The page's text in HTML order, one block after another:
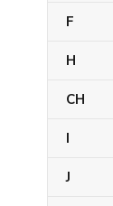
F
H
CH
I
J